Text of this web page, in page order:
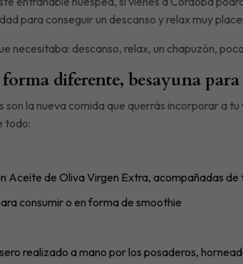
para conseguir un descanso y relax muy
necesitaba: descanso, relax, un chapuzón,
diferente, besayuna
son la nueva comida que querrás incorporar a
todo:
Aceite de Oliva Virgen Extra, acompañadas
consumir o en forma de smoothie
realizado a mano por los posaderos,